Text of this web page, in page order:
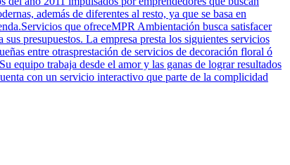
además de diferentes al resto, ya que se basa en
que ofreceMPR Ambientación busca satisfacer
presupuestos. La empresa presta los siguientes servicios
entre otrasprestación de servicios de decoración floral ó
equipo trabaja desde el amor y las ganas de lograr resultados
con un servicio interactivo que parte de la complicidad